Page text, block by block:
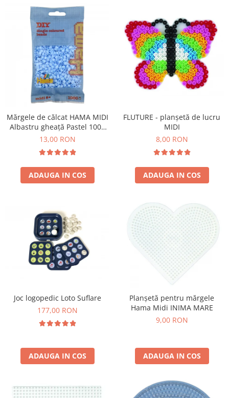
Mărgele de călcat HAMA MIDI
Albastru gheață Pastel 1000
buc în punguliță
13,00 RON
ADAUGA IN COS
FLUTURE - planșetă de lucru
MIDI
8,00 RON
ADAUGA IN COS
Joc logopedic Loto Suflare
177,00 RON
ADAUGA IN COS
Planșetă pentru mărgele
Hama Midi INIMA MARE
9,00 RON
ADAUGA IN COS